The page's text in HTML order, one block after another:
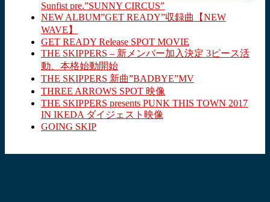
Sunfist pre.”SUNNY CIRCUS”
NEW ALBUM”GET READY”収録曲【NEW
WAVE】
GET READY Release SPOT MOVIE
THE SKIPPERS – 新メンバー加入決定 3ピース活
動、本格始動開始
THE SKIPPERS 新曲”BADBYE”MV
THREE ARROWS SPOT 映像
THE SKIPPERS presents PUNK THIS TOWN 2017
IN IKEDA ダイジェスト映像
GOING SKIP